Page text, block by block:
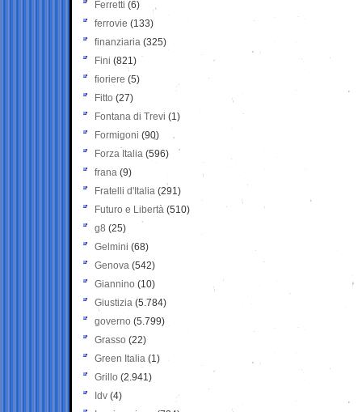
Ferretti (6)
ferrovie (133)
finanziaria (325)
Fini (821)
fioriere (5)
Fitto (27)
Fontana di Trevi (1)
Formigoni (90)
Forza Italia (596)
frana (9)
Fratelli d'Italia (291)
Futuro e Libertà (510)
g8 (25)
Gelmini (68)
Genova (542)
Giannino (10)
Giustizia (5.784)
governo (5.799)
Grasso (22)
Green Italia (1)
Grillo (2.941)
Idv (4)